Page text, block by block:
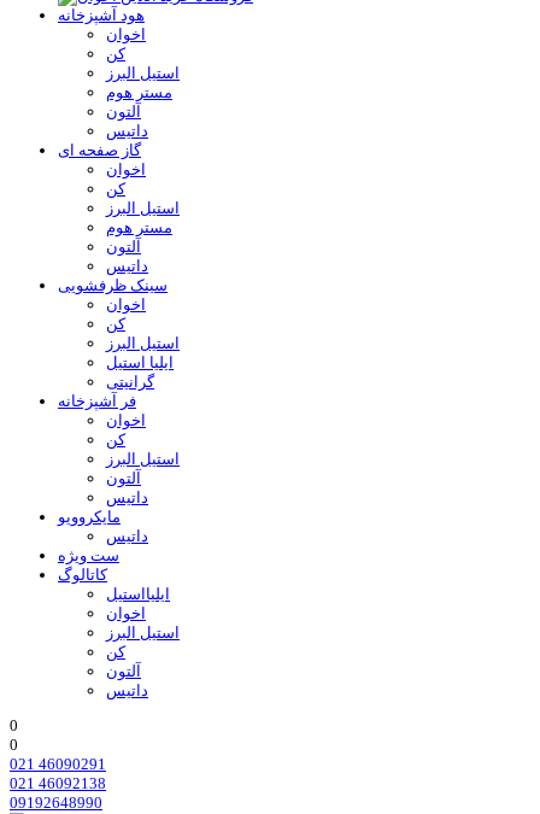
هود آشپزخانه
اخوان
کن
استیل البرز
مستر هوم
آلتون
داتیس
گاز صفحه ای
اخوان
کن
استیل البرز
مستر هوم
آلتون
داتیس
سینک ظرفشویی
اخوان
کن
استیل البرز
ایلیا استیل
گرانیتی
فر آشپزخانه
اخوان
کن
استیل البرز
آلتون
داتیس
مایکروویو
داتیس
ست ویژه
کاتالوگ
ایلیااستیل
اخوان
استیل البرز
کن
آلتون
داتیس
0
0
021 46090291
021 46092138
09192648990